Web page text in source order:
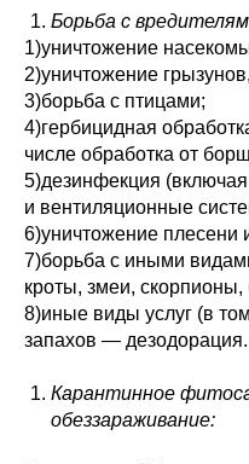
Борьба с
1)уничтожение
2)уничтожение грызунов,
3)борьба с птицами;
4)гербицидная
числе обработка от
5)дезинфекция
и вентиляционные
6)уничтожение плесени
7)борьба с иными
кроты, змеи,
8)иные виды услуг (в
запахов — дезодорация.
Карантинное
обеззараживание: